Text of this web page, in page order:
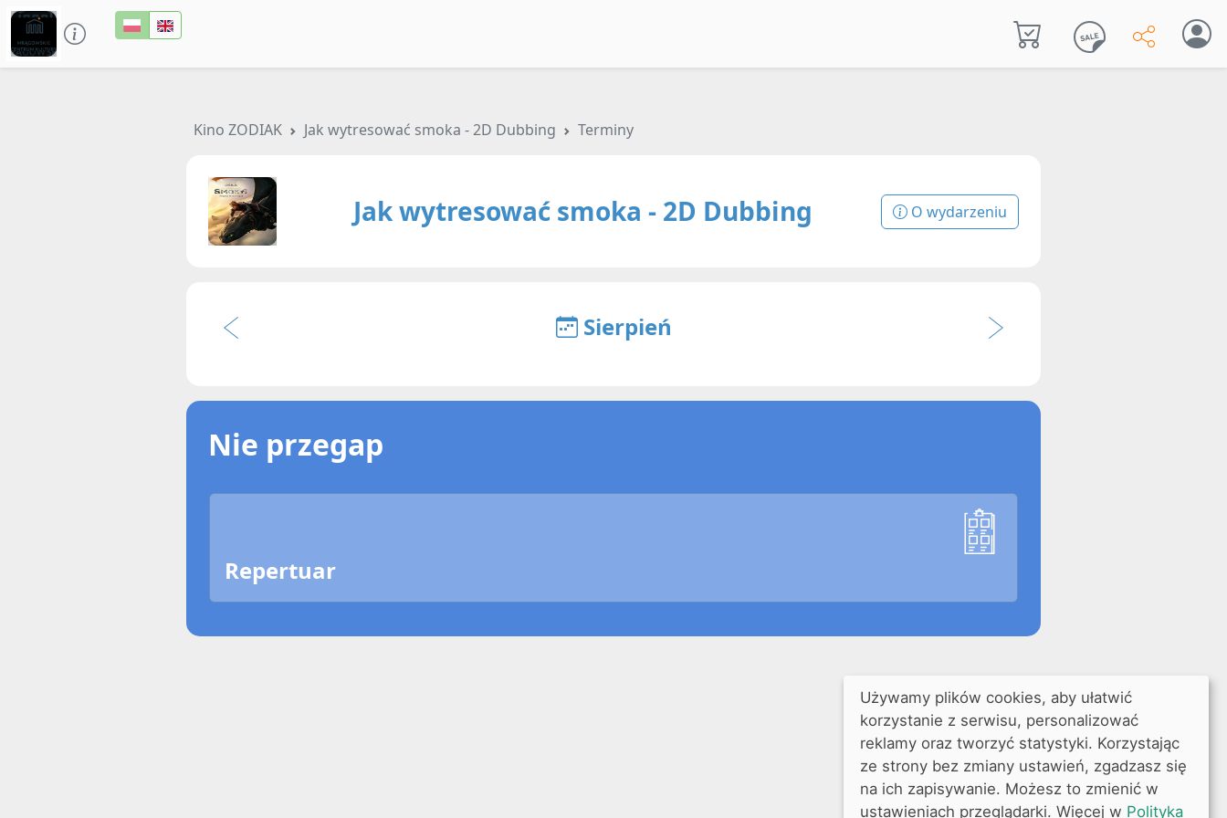
Kino ZODIAK Jak wytresować smoka - 2D Dubbing Terminy
Jak wytresować smoka - 2D Dubbing O wydarzeniu
Sierpień
Nie przegap
Repertuar
Używamy plików cookies, aby ułatwić
korzystanie z serwisu, personalizować
reklamy oraz tworzyć statystyki. Korzystając
ze strony bez zmiany ustawień, zgadzasz się
na ich zapisywanie. Możesz to zmienić w
ustawieniach przeglądarki. Więcej w Polityka